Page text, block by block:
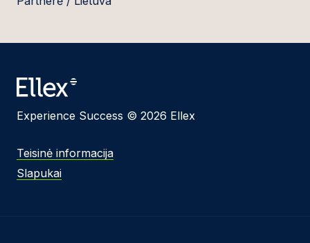
Experience Success © 2026 Ellex
Teisinė informacija
Slapukai